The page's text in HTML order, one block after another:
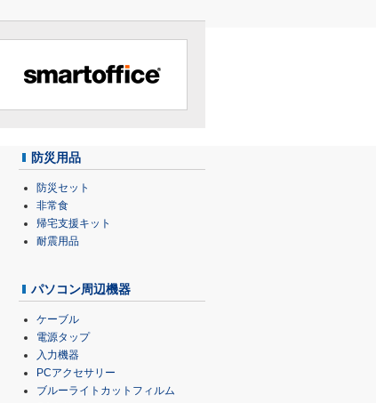
防災用品
防災セット
非常食
帰宅支援キット
耐震用品
パソコン周辺機器
ケーブル
電源タップ
入力機器
PCアクセサリー
ブルーライトカットフィルム